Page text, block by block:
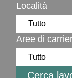
Località
Aree di